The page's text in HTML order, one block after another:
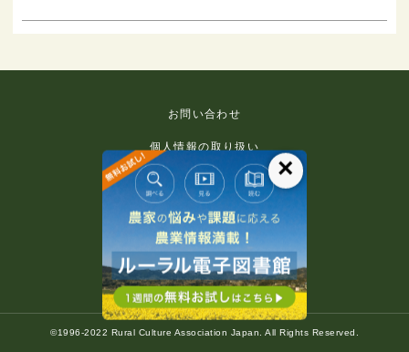
お問い合わせ
個人情報の取り扱い
免責事項
利用規約
推奨環境
著作権等について
©1996-2022 Rural Culture Association Japan. All Rights Reserved.
×